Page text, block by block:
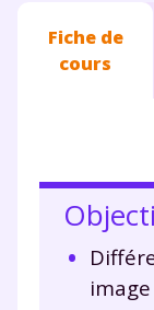
Fiche de
cours